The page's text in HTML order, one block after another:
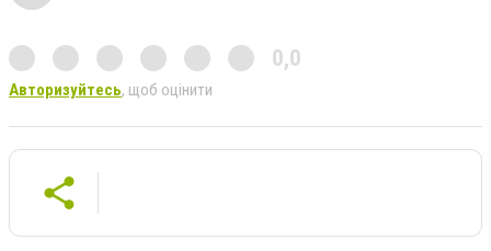
0,0
Авторизуйтесь, щоб оцінити